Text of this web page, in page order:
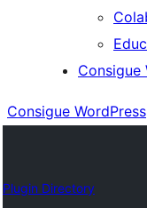
Consigue
Consigue WordPress
Plugin Directory